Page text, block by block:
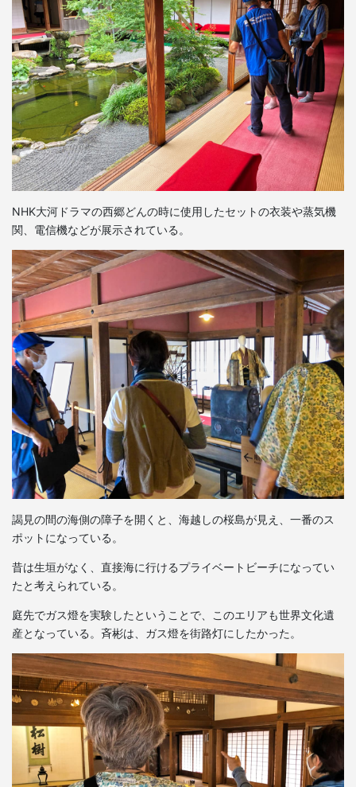
NHK大河ドラマの西郷どんの時に使用したセットの衣装や蒸気機
関、電信機などが展示されている。
謁見の間の海側の障子を開くと、海越しの桜島が見え、一番のス
ポットになっている。
昔は生垣がなく、直接海に行けるプライベートビーチになってい
たと考えられている。
庭先でガス燈を実験したということで、このエリアも世界文化遺
産となっている。斉彬は、ガス燈を街路灯にしたかった。